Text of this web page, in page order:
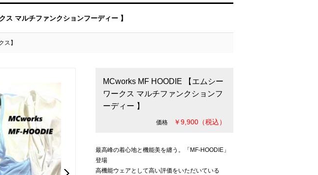
マルチファンクションフーディー 】
ス】
MCworks MF HOODIE 【エムシー
ワークス マルチファンクションフ
ーディー 】
価格 ￥9,900（税込）
最高峰の着心地と機能美を纏う。「MF-HOODIE」
登場
高機能ウェアとして高い評価をいただいている